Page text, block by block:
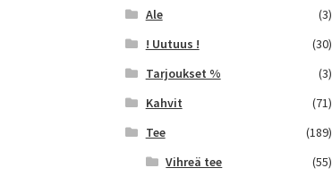
Ale
(3)
! Uutuus !
(30)
Tarjoukset %
(3)
Kahvit
(71)
Tee
(189)
Vihreä tee
(55)